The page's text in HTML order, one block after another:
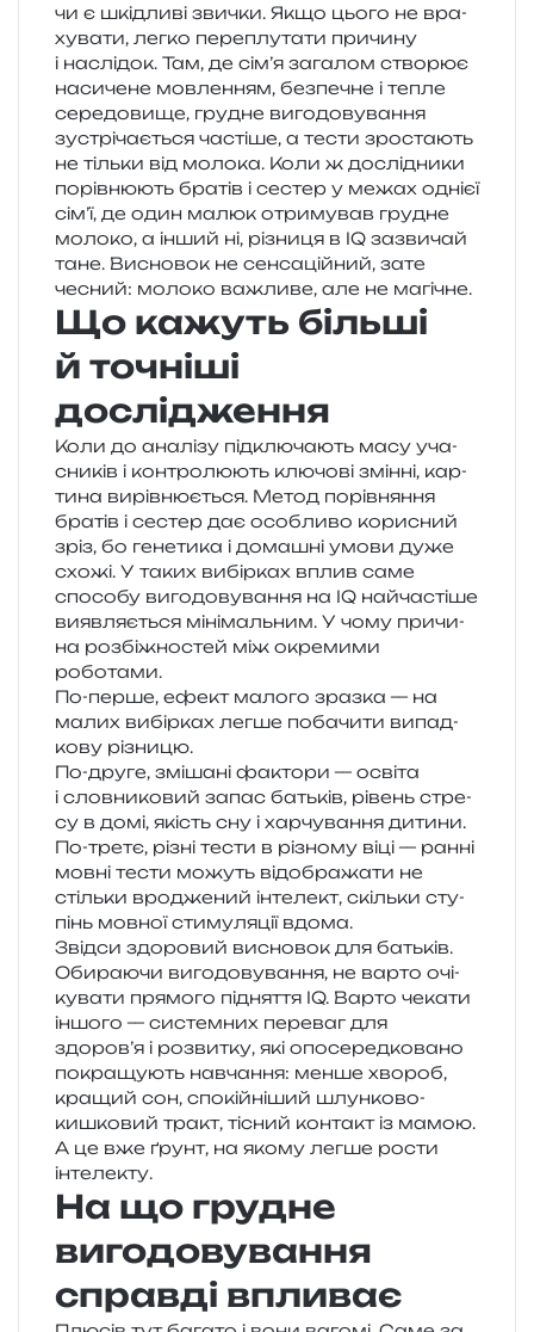
чи є шкі­дли­ві зви­чки. Якщо цього не вра­
ху­ва­ти, легко пере­плу­та­ти при­чи­ну
і наслі­док. Там, де сім’я зага­лом ство­рює
наси­че­не мов­ле­н­ням, без­пе­чне і тепле
сере­до­ви­ще, гру­дне виго­до­ву­ва­н­ня
зустрі­ча­є­ться часті­ше, а тести зро­ста­ють
не тіль­ки від моло­ка. Коли ж дослі­дни­ки
порів­ню­ють бра­тів і сестер у межах одні­єї
сім’ї, де один малюк отри­му­вав гру­дне
моло­ко, а інший ні, різни­ця в IQ зазви­чай
тане. Висновок не сен­са­цій­ний, зате
чесний: моло­ко важли­ве, але не магічне.
Що кажуть більші
й точніші
дослідження
Коли до ана­лі­зу під­клю­ча­ють масу уча­
сни­ків і кон­тро­лю­ють клю­чо­ві змін­ні, кар­
ти­на вирів­ню­є­ться. Метод порів­ня­н­ня
бра­тів і сестер дає осо­бли­во кори­сний
зріз, бо гене­ти­ка і дома­шні умови дуже
схожі. У таких вибір­ках вплив саме
спосо­бу виго­до­ву­ва­н­ня на IQ най­ча­сті­ше
вияв­ля­є­ться міні­маль­ним. У чому при­чи­
на роз­бі­жно­стей між окре­ми­ми
роботами.
По-перше, ефект мало­го зраз­ка — на
малих вибір­ках легше поба­чи­ти випад­
ко­ву різницю.
По-друге, змі­ша­ні факто­ри — осві­та
і слов­ни­ко­вий запас батьків, рівень стре­
су в домі, якість сну і хар­чу­ва­н­ня дитини.
По-третє, різні тести в різно­му віці — ранні
мовні тести можуть від­обра­жа­ти не
стіль­ки вро­дже­ний інте­лект, скіль­ки сту­
пінь мов­ної сти­му­ля­ції вдома.
Звідси здо­ро­вий висно­вок для батьків.
Обираючи виго­до­ву­ва­н­ня, не варто очі­
ку­ва­ти пря­мо­го під­ня­т­тя IQ. Варто чека­ти
іншо­го — систем­них пере­ваг для
здоров’я і роз­ви­тку, які опо­се­ред­ко­ва­но
покра­щу­ють навча­н­ня: менше хво­роб,
кра­щий сон, спо­кій­ні­ший шлун­ко­во-
кишко­вий тракт, тісний кон­такт із мамою.
А це вже ґрунт, на якому легше рости
інтелекту.
На що грудне
вигодовування
справді впливає